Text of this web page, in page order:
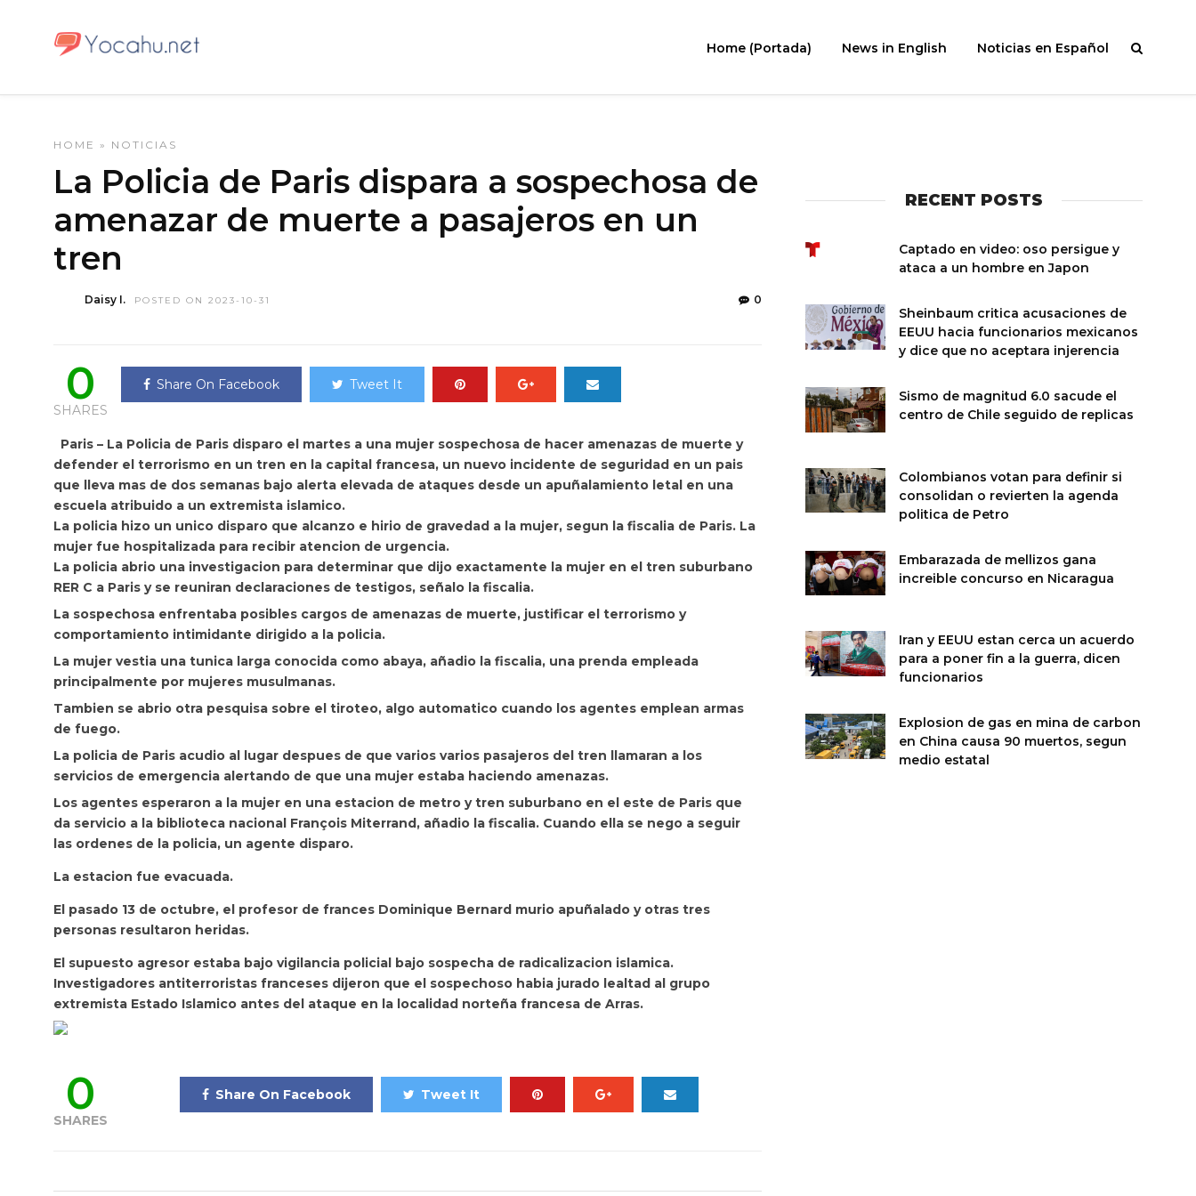
Home (Portada) News in English Noticias en Español
HOME » NOTICIAS
La Policia de Paris dispara a sospechosa de
amenazar de muerte a pasajeros en un
tren
Daisy I. POSTED ON 2023-10-31 0
0
SHARES
Share On Facebook Tweet It
Paris – La Policia de Paris disparo el martes a una mujer sospechosa de hacer amenazas de muerte y
defender el terrorismo en un tren en la capital francesa, un nuevo incidente de seguridad en un pais
que lleva mas de dos semanas bajo alerta elevada de ataques desde un apuñalamiento letal en una
escuela atribuido a un extremista islamico.
La policia hizo un unico disparo que alcanzo e hirio de gravedad a la mujer, segun la fiscalia de Paris. La
mujer fue hospitalizada para recibir atencion de urgencia.
La policia abrio una investigacion para determinar que dijo exactamente la mujer en el tren suburbano
RER C a Paris y se reuniran declaraciones de testigos, señalo la fiscalia.
La sospechosa enfrentaba posibles cargos de amenazas de muerte, justificar el terrorismo y
comportamiento intimidante dirigido a la policia.
La mujer vestia una tunica larga conocida como abaya, añadio la fiscalia, una prenda empleada
principalmente por mujeres musulmanas.
Tambien se abrio otra pesquisa sobre el tiroteo, algo automatico cuando los agentes emplean armas
de fuego.
La policia de Paris acudio al lugar despues de que varios varios pasajeros del tren llamaran a los
servicios de emergencia alertando de que una mujer estaba haciendo amenazas.
Los agentes esperaron a la mujer en una estacion de metro y tren suburbano en el este de Paris que
da servicio a la biblioteca nacional François Miterrand, añadio la fiscalia. Cuando ella se nego a seguir
las ordenes de la policia, un agente disparo.
La estacion fue evacuada.
El pasado 13 de octubre, el profesor de frances Dominique Bernard murio apuñalado y otras tres
personas resultaron heridas.
El supuesto agresor estaba bajo vigilancia policial bajo sospecha de radicalizacion islamica.
Investigadores antiterroristas franceses dijeron que el sospechoso habia jurado lealtad al grupo
extremista Estado Islamico antes del ataque en la localidad norteña francesa de Arras.
0
SHARES
Share On Facebook Tweet It
RECENT POSTS
Captado en video: oso persigue y
ataca a un hombre en Japon
Sheinbaum critica acusaciones de
EEUU hacia funcionarios mexicanos
y dice que no aceptara injerencia
Sismo de magnitud 6.0 sacude el
centro de Chile seguido de replicas
Colombianos votan para definir si
consolidan o revierten la agenda
politica de Petro
Embarazada de mellizos gana
increible concurso en Nicaragua
Iran y EEUU estan cerca un acuerdo
para a poner fin a la guerra, dicen
funcionarios
Explosion de gas en mina de carbon
en China causa 90 muertos, segun
medio estatal